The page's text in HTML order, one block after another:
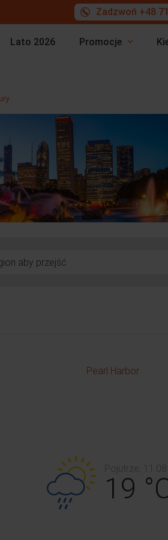
Zadzwoń +48
Lato 2026 Promocje
Pearl Harbor
Pojutrze, 11.08
19